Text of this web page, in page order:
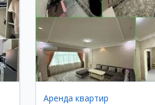
Аренда квартир